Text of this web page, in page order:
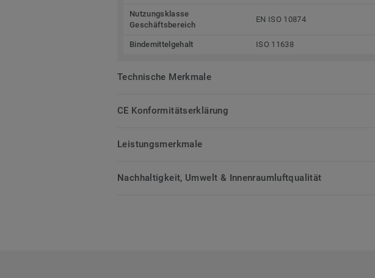
Nutzungsklasse
Geschäftsbereich
EN ISO 10874
Bindemittelgehalt ISO 11638
Technische Merkmale
CE Konformitätserklärung
Leistungsmerkmale
Nachhaltigkeit, Umwelt & Innenraumluftqualität